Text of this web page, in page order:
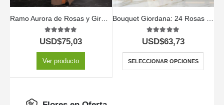
5.00 out of 5
USD$75,03
Ver producto
5.00 out of 5
USD$63,73
SELECCIONAR OPCIONES